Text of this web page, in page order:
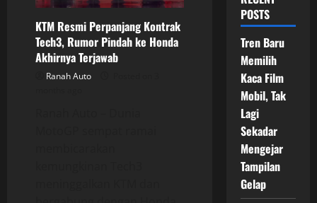
KTM Resmi Perpanjang Kontrak
Tech3, Rumor Pindah ke Honda
Akhirnya Terjawab
Ranah Auto
POSTS
Tren Baru
Memilih
Kaca Film
Mobil, Tak
Lagi
Sekadar
Mengejar
Tampilan
Gelap